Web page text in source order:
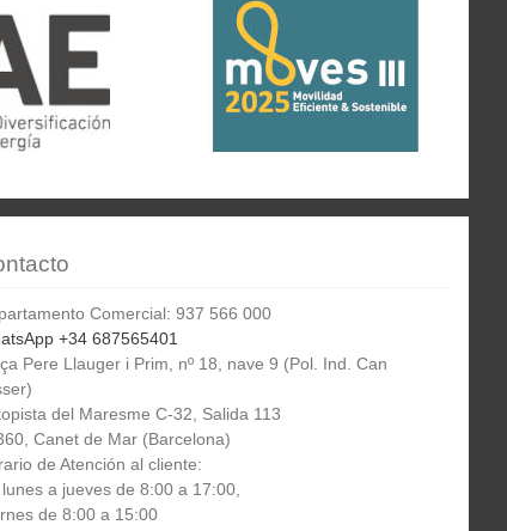
Comercial: 937 566 000
+34 687565401
Pere Llauger i Prim, nº 18, nave 9 (Pol. Ind. Can
del Maresme C-32, Salida 113
Canet de Mar (Barcelona)
de Atención al cliente:
lunes a jueves de 8:00 a 17:00,
de 8:00 a 15:00